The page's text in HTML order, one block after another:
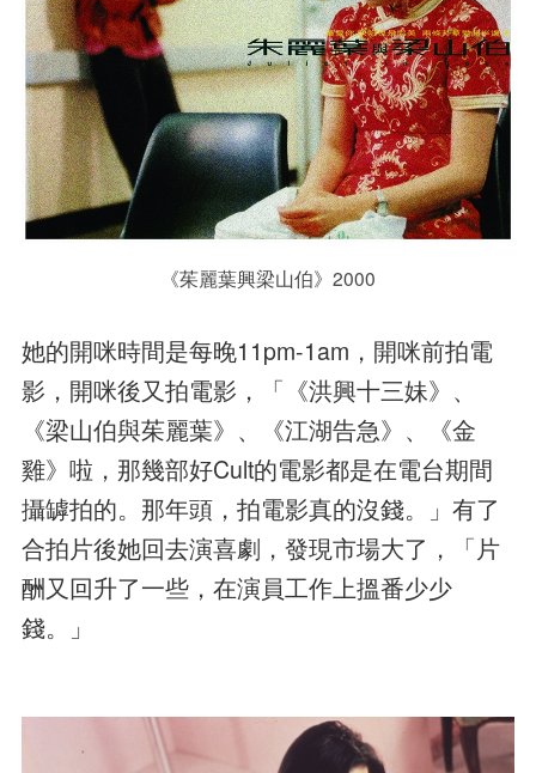
《茱麗葉興梁山伯》2000
她的開咪時間是每晚11pm-1am，開咪前拍電
影，開咪後又拍電影，「《洪興十三妹》、
《梁山伯與茱麗葉》、《江湖告急》、《金
雞》啦，那幾部好Cult的電影都是在電台期間
攝罅拍的。那年頭，拍電影真的沒錢。」有了
合拍片後她回去演喜劇，發現市場大了，「片
酬又回升了一些，在演員工作上搵番少少
錢。」